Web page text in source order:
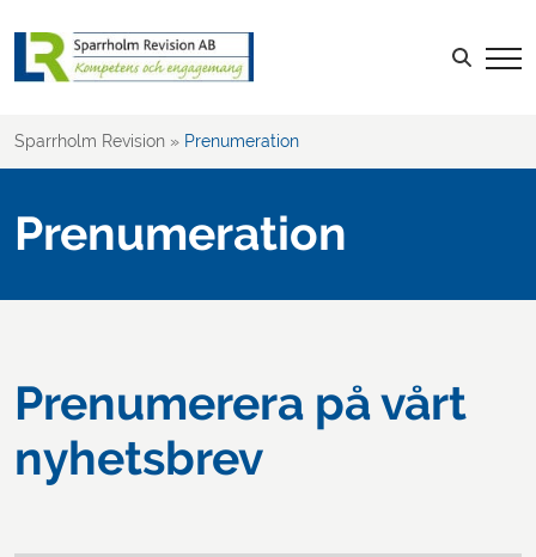
LOGGA IN Sök efter:
Sparrholm Revision » Prenumeration
Prenumeration
Prenumerera på vårt
nyhetsbrev